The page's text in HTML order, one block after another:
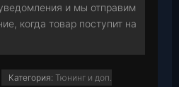
и мы отправим
когда товар поступит на
Категория: Тюнинг и доп.